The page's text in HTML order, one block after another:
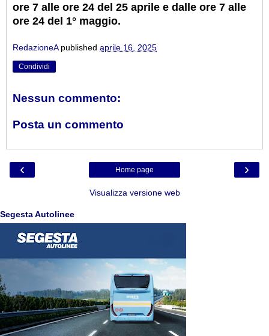
ore 7 alle ore 24 del 25 aprile e dalle ore 7 alle
ore 24 del 1° maggio.
RedazioneA published aprile 16, 2025
Condividi
Nessun commento:
Posta un commento
‹ ›
Home page
Visualizza versione web
Segesta Autolinee